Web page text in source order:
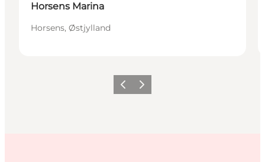
Horsens Marina
Horsens, Østjylland
ForrigeNæste